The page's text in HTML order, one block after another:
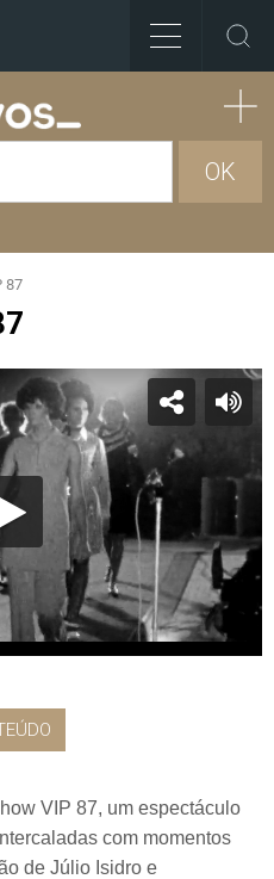
OK
87
VIP 87, um espectáculo
com momentos
de Júlio Isidro e